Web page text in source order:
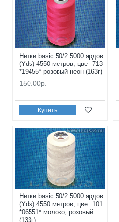
Нитки basic 50/2 5000 ярдов
(Yds) 4550 метров, цвет 713
*19455* розовый неон (163г)
150.00р.
Купить
Нитки basic 50/2 5000 ярдов
(Yds) 4550 метров, цвет 101
*06551* молоко, розовый
(133г)